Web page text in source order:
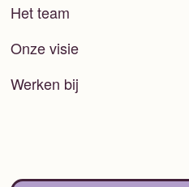
Het team
Onze visie
Werken bij